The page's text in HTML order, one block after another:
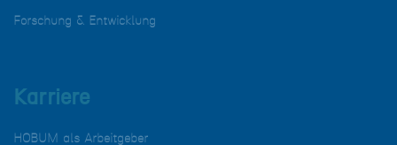
Forschung & Entwicklung
Karriere
HOBUM als Arbeitgeber